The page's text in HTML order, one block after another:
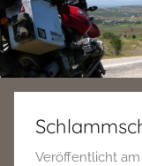
Veröffentlicht am